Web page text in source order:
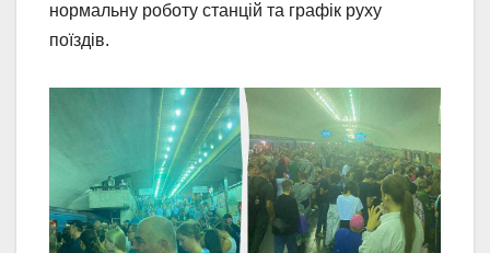
нормальну роботу станцій та графік руху
поїздів.